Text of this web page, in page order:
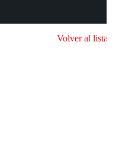
Volver al listado